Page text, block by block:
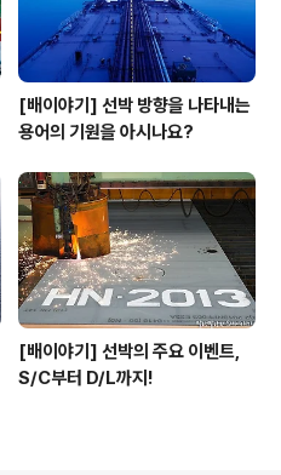
[배이야기] 선박 방향을 나타내는
용어의 기원을 아시나요?
[배이야기] 선박의 주요 이벤트,
S/C부터 D/L까지!